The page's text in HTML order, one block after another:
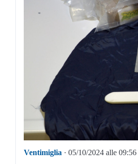
Ventimiglia · 05/10/2024 alle 09:56